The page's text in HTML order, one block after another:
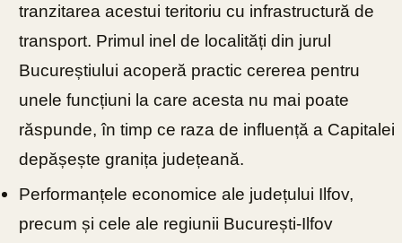
tranzitarea acestui teritoriu cu infrastructură de
transport. Primul inel de localități din jurul
Bucureștiului acoperă practic cererea pentru
unele funcțiuni la care acesta nu mai poate
răspunde, în timp ce raza de influență a Capitalei
depășește granița județeană.
Performanțele economice ale județului Ilfov,
precum și cele ale regiunii București-Ilfov